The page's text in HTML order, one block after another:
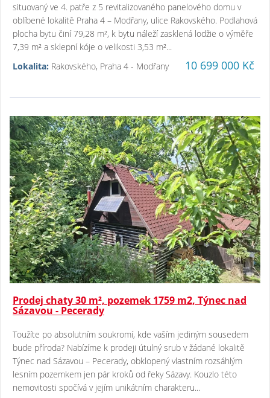
situovaný ve 4. patře z 5 revitalizovaného panelového domu v
oblíbené lokalitě Praha 4 – Modřany, ulice Rakovského. Podlahová
plocha bytu činí 79,28 m², k bytu náleží zasklená lodžie o výměře
7,39 m² a sklepní kóje o velikosti 3,53 m²...
Lokalita: Rakovského, Praha 4 - Modřany 10 699 000 Kč
Prodej chaty 30 m², pozemek 1759 m2, Týnec nad
Sázavou - Pecerady
Toužíte po absolutním soukromí, kde vaším jediným sousedem
bude příroda? Nabízíme k prodeji útulný srub v žádané lokalitě
Týnec nad Sázavou – Pecerady, obklopený vlastním rozsáhlým
lesním pozemkem jen pár kroků od řeky Sázavy. Kouzlo této
nemovitosti spočívá v jejím unikátním charakteru...